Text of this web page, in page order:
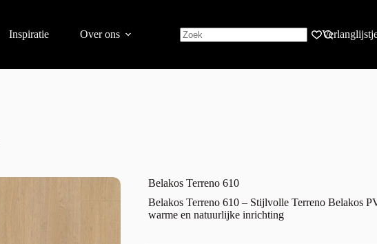
Inspiratie Over ons
Belakos Terreno 610
Belakos Terreno 610 – Stijlvolle Terreno Belakos
warme en natuurlijke inrichting